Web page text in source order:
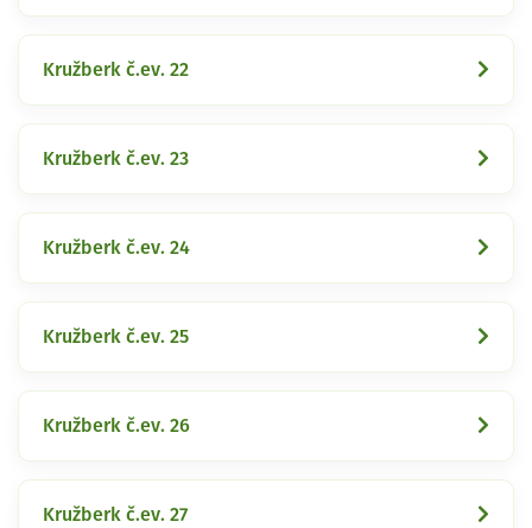
Kružberk č.ev. 22
Kružberk č.ev. 23
Kružberk č.ev. 24
Kružberk č.ev. 25
Kružberk č.ev. 26
Kružberk č.ev. 27